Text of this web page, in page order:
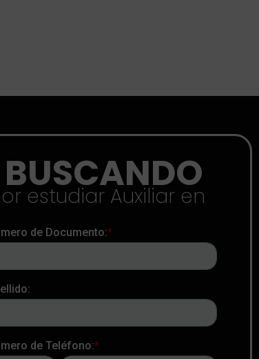
BUSCANDO
estudiar Auxiliar en